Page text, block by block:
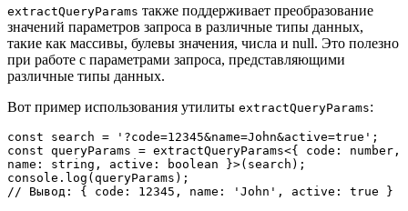
extractQueryParams также поддерживает преобразование
значений параметров запроса в различные типы данных,
такие как массивы, булевы значения, числа и null. Это полезно
при работе с параметрами запроса, представляющими
различные типы данных.
Вот пример использования утилиты extractQueryParams:
const search = '?code=12345&name=John&active=true';
const queryParams = extractQueryParams<{ code: number,
name: string, active: boolean }>(search);
console.log(queryParams);
// Вывод: { code: 12345, name: 'John', active: true }